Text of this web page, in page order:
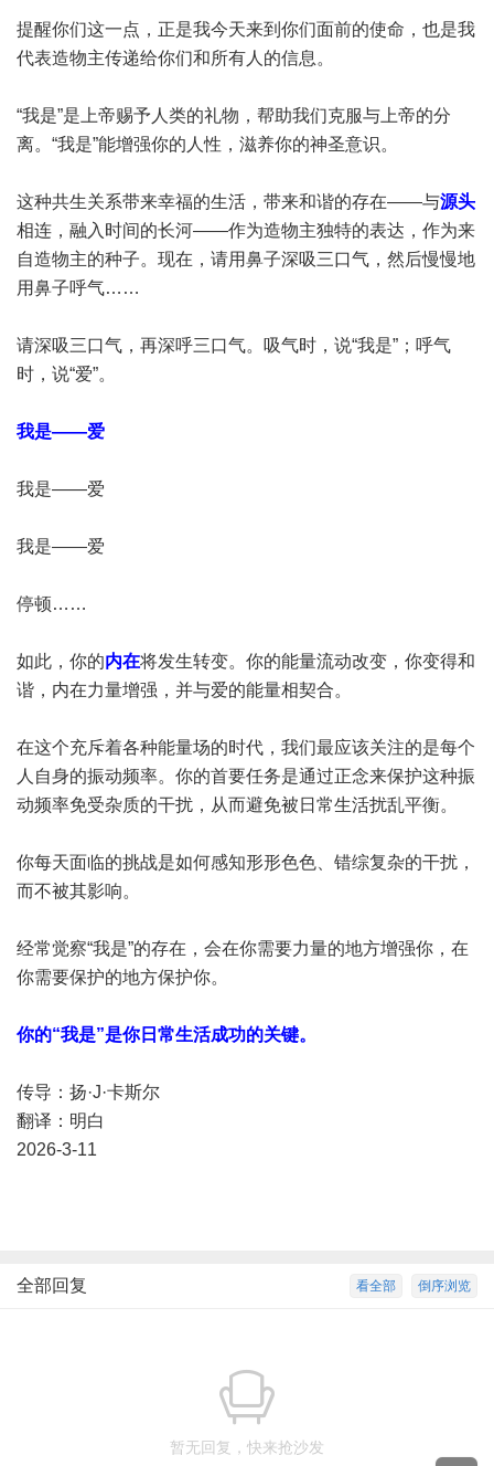
提醒你们这一点，正是我今天来到你们面前的使命，也是我
代表造物主传递给你们和所有人的信息。
“我是”是上帝赐予人类的礼物，帮助我们克服与上帝的分
离。“我是”能增强你的人性，滋养你的神圣意识。
这种共生关系带来幸福的生活，带来和谐的存在——与源头
相连，融入时间的长河——作为造物主独特的表达，作为来
自造物主的种子。现在，请用鼻子深吸三口气，然后慢慢地
用鼻子呼气……
请深吸三口气，再深呼三口气。吸气时，说“我是”；呼气
时，说“爱”。
我是——爱
我是——爱
我是——爱
停顿……
如此，你的内在将发生转变。你的能量流动改变，你变得和
谐，内在力量增强，并与爱的能量相契合。
在这个充斥着各种能量场的时代，我们最应该关注的是每个
人自身的振动频率。你的首要任务是通过正念来保护这种振
动频率免受杂质的干扰，从而避免被日常生活扰乱平衡。
你每天面临的挑战是如何感知形形色色、错综复杂的干扰，
而不被其影响。
经常觉察“我是”的存在，会在你需要力量的地方增强你，在
你需要保护的地方保护你。
你的“我是”是你日常生活成功的关键。
传导：扬·J·卡斯尔
翻译：明白
2026-3-11
倒序浏览
看全部
全部回复
暂无回复，快来抢沙发